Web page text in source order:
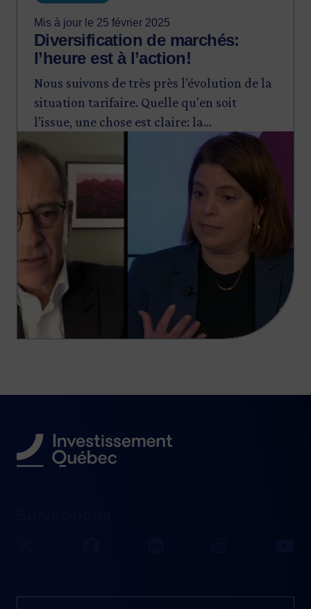
Mis à jour le 25 février 2025
Diversification de marchés:
l’heure est à l’action!
Nous suivons de très près l’évolution de la
situation tarifaire. Quelle qu'en soit
l’issue, une chose est claire: la
diversification des marchés et
l'amélioration de la productivité sont des
leviers essentiels pour la compétitivité des
entreprises québécoises.
Image